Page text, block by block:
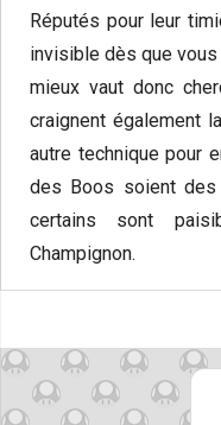
Réputés pour leur
invisible dès que
mieux vaut donc
craignent également
autre technique pour
des Boos soient des
certains sont
Champignon.